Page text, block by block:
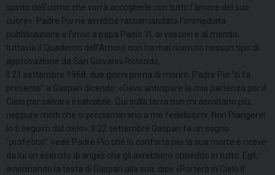
spirito dell’uomo che vorrà accoglierle con tutto l’amore del suo
cuore». Padre Pio ne avrebbe raccomandato l’immediata
pubblicazione e l’invio a papa Paolo VI, ai vescovi e al mondo;
tuttavia il Quaderno dell’Amore non ha mai ricevuto nessun tipo di
approvazione da San Giovanni Rotondo.
Il 21 settembre 1968, due giorni prima di morire, Padre Pio “si fa
presente” a Gaspari dicendo: «Devo anticipare la mia partenza per il
Cielo per salvare il salvabile. Qui sulla terra non mi ascoltano più,
neppure molti che si proclamavano a me fedelissimi. Non Piangere!
Io ti seguirò dal cielo». Il 22 settembre Gaspari fa un sogno
“profetico”: vede Padre Pio che lo conforta per la sua morte e riceve
da lui un esercito di angeli che gli avrebbero obbedito in tutto. Egli,
avvicinando la testa di Gaspari alla sua, dice «Porterò in Cielo il